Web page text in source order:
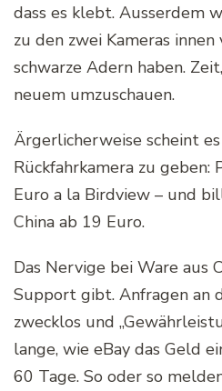
dass es klebt. Ausserdem
zu den zwei Kameras
schwarze Adern haben.
neuem umzuschauen.
Ärgerlicherweise scheint
Rückfahrkamera zu geben:
Euro a la Birdview – und
China ab 19 Euro.
Das Nervige bei Ware aus
Support gibt. Anfragen an
zwecklos und
lange, wie eBay das Geld
60 Tage. So oder so